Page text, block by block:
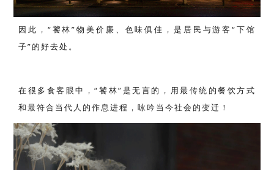
因此，“饕林”物美价廉、色味俱佳，是居民与游客“下馆
子”的好去处。
在很多食客眼中，“饕林”是无言的，用最传统的餐饮方式
和最符合当代人的作息进程，咏吟当今社会的变迁！